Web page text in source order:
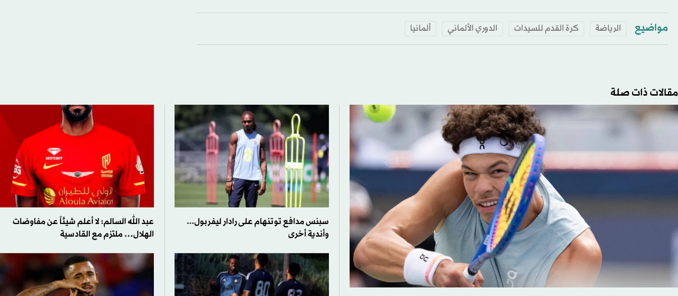
مواضيع الرياضة كرة القدم للسيدات الدوري الألماني ألمانيا
مقالات ذات صلة
سبنس مدافع توتنهام على رادار ليفربول...
وأندية أخرى
عبد الله السالم: لا أعلم شيئاً عن مفاوضات
الهلال… ملتزم مع القادسية